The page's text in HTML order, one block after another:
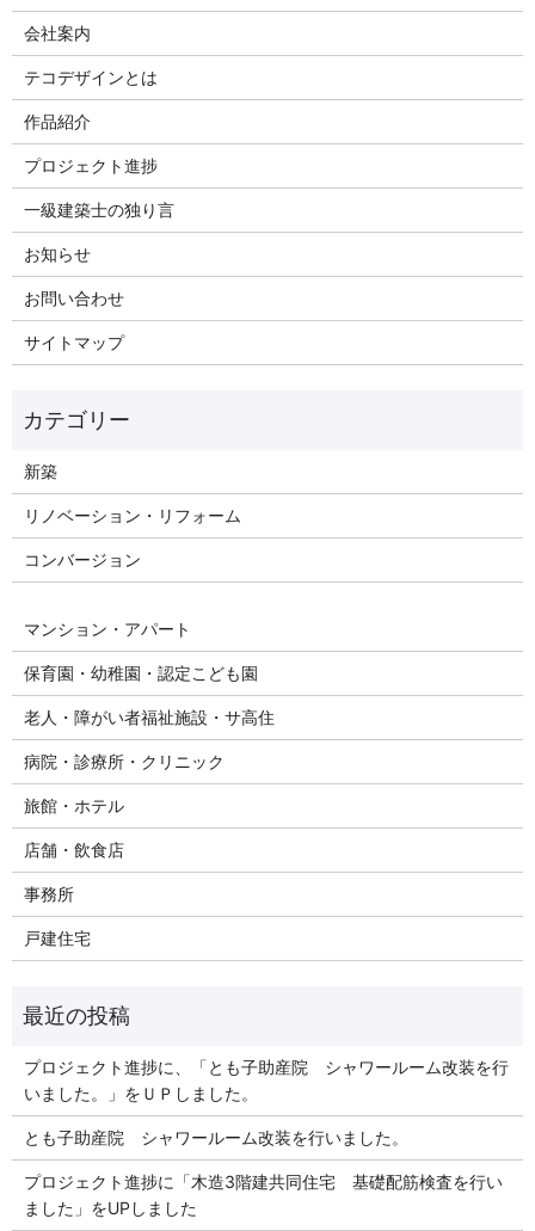
会社案内
テコデザインとは
作品紹介
プロジェクト進捗
一級建築士の独り言
お知らせ
お問い合わせ
サイトマップ
新築
リノベーション・リフォーム
コンバージョン
マンション・アパート
保育園・幼稚園・認定こども園
老人・障がい者福祉施設・サ高住
病院・診療所・クリニック
旅館・ホテル
店舗・飲食店
事務所
戸建住宅
プロジェクト進捗に、「とも子助産院 シャワールーム改装を行
いました。」をＵＰしました。
とも子助産院 シャワールーム改装を行いました。
プロジェクト進捗に「木造3階建共同住宅 基礎配筋検査を行い
ました」をUPしました